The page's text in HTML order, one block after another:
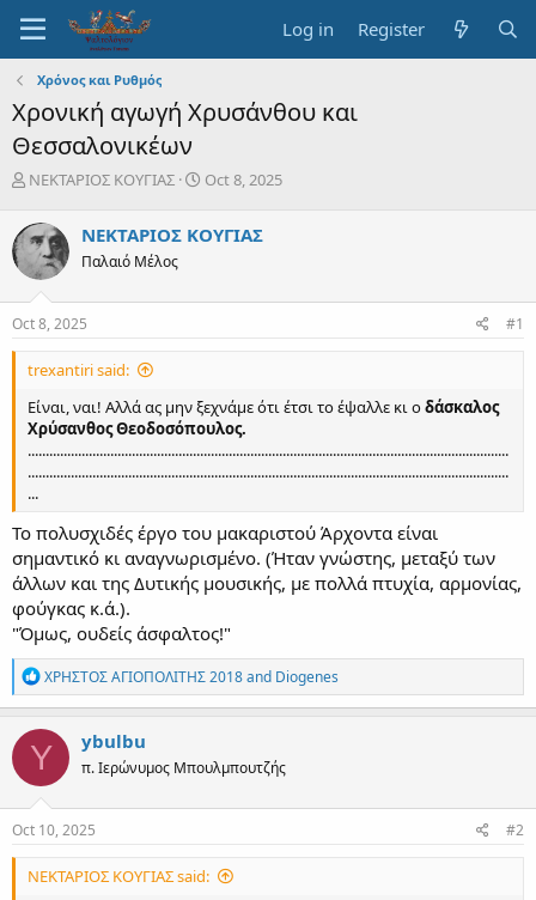
Log in Register
Χρόνος και Ρυθμός
Χρονική αγωγή Χρυσάνθου και
Θεσσαλονικέων
T
r
e
a
d
s
t
r
e
r
ΝΕΚΤΑΡΙΟΣ ΚΟΥΓΙΑΣ
S
r
a
Oct 8, 2025
ΝΕΚΤΑΡΙΟΣ ΚΟΥΓΙΑΣ
Παλαιό Μέλος
Oct 8, 2025 #1
trexantiri said:
Είναι, ναι! Αλλά ας μην ξεχνάμε ότι έτσι το έψαλλε κι οδάσκαλος
Χρύσανθος Θεοδοσόπουλος.
......................................................................................................................................
......................................................................................................................................
...
Το πολυσχιδές έργο του μακαριστού Άρχοντα είναι
σημαντικό κι αναγνωρισμένο. (Ήταν γνώστης, μεταξύ των
άλλων και της Δυτικής μουσικής, με πολλά πτυχία, αρμονίας,
φούγκας κ.ά.).
"Όμως, ουδείς άσφαλτος!"
R
e
a
c
t
o
n
s
ΧΡΗΣΤΟΣ ΑΓΙΟΠΟΛΙΤΗΣ 2018and Diogenes
Y ybulbu
π. Ιερώνυμος Μπουλμπουτζής
Oct 10, 2025 #2
ΝΕΚΤΑΡΙΟΣ ΚΟΥΓΙΑΣ said: